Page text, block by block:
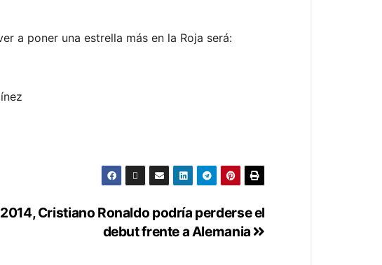
a poner una estrella más en la Roja será:
Cristiano Ronaldo podría perderse el
debut frente a Alemania